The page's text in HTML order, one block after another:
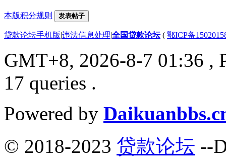
本版积分规则 发表帖子
贷款论坛手机版|违法信息处理|全国贷款论坛( 鄂ICP备
GMT+8, 2026-8-7 01:36 ,
17 queries .
Powered by
© 2018-2023 贷款论坛 --